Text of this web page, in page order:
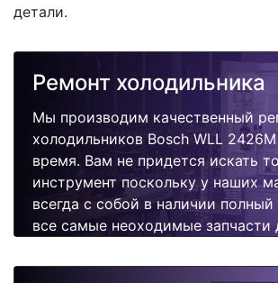
детали.
Ремонт холодильника
Мы производим качественный
холодильников Bosch WLL
время. Вам не придется искать
инструмент поскольку у наших
всегда с собой в наличии полный
все самые неоходимые запчасти
качественно и недорого.